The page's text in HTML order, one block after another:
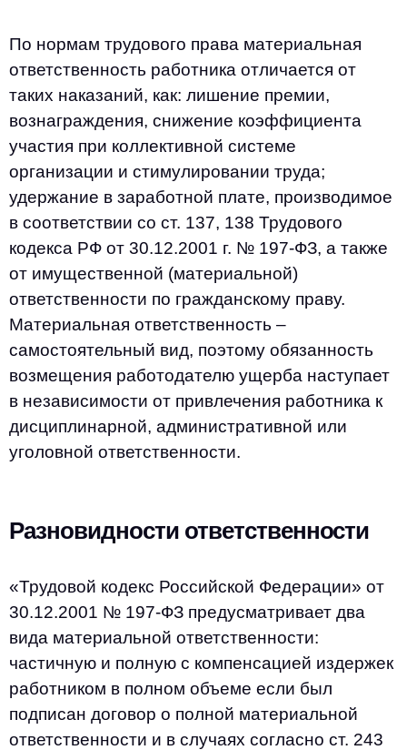
По нормам трудового права материальная
ответственность работника отличается от
таких наказаний, как: лишение премии,
вознаграждения, снижение коэффициента
участия при коллективной системе
организации и стимулировании труда;
удержание в заработной плате, производимое
в соответствии со ст. 137, 138 Трудового
кодекса РФ от 30.12.2001 г. № 197-ФЗ, а также
от имущественной (материальной)
ответственности по гражданскому праву.
Материальная ответственность –
самостоятельный вид, поэтому обязанность
возмещения работодателю ущерба наступает
в независимости от привлечения работника к
дисциплинарной, административной или
уголовной ответственности.
Разновидности ответственности
«Трудовой кодекс Российской Федерации» от
30.12.2001 № 197-ФЗ предусматривает два
вида материальной ответственности:
частичную и полную с компенсацией издержек
работником в полном объеме если был
подписан договор о полной материальной
ответственности и в случаях согласно ст. 243